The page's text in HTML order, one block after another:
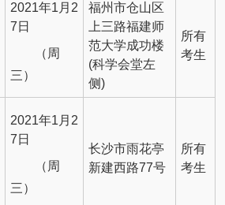
2021年1月2
7日
（周
三）
福州市仓山区
上三路福建师
范大学成功楼
(科学会堂左
侧)
所有
考生
2021年1月2
7日
（周
三）
长沙市雨花亭
新建西路77号
所有
考生